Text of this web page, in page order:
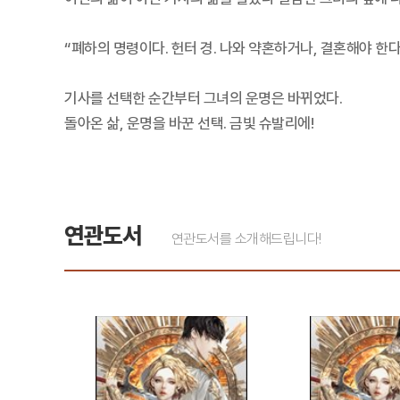
“폐하의 명령이다. 헌터 경. 나와 약혼하거나, 결혼해야 한
기사를 선택한 순간부터 그녀의 운명은 바뀌었다.
돌아온 삶, 운명을 바꾼 선택. 금빛 슈발리에!
연관도서 연관도서를 소개해드립니다!